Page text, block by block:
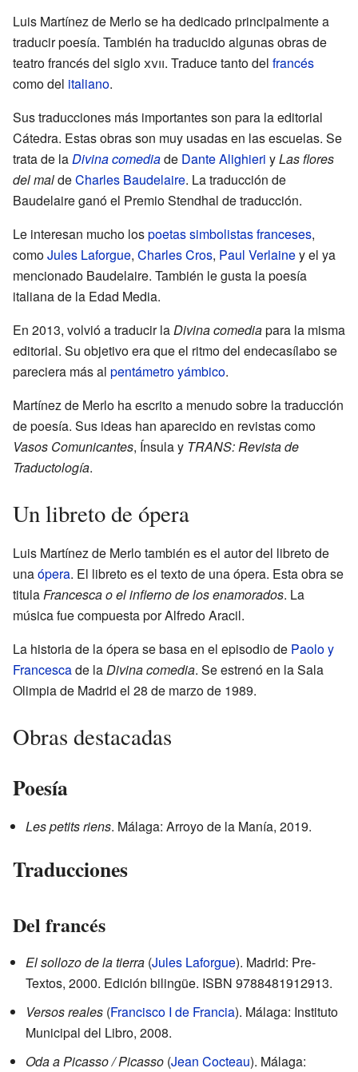
Luis Martínez de Merlo se ha dedicado principalmente a
traducir poesía. También ha traducido algunas obras de
teatro francés del sigloxvii. Traduce tanto del francés
como del italiano.
Sus traducciones más importantes son para la editorial
Cátedra. Estas obras son muy usadas en las escuelas. Se
trata de laDivina comediade Dante Alighieri yLas flores
del maldeCharles Baudelaire. La traducción de
Baudelaire ganó el Premio Stendhal de traducción.
Le interesan mucho lospoetas simbolistas franceses,
comoJules Laforgue, Charles Cros, Paul Verlainey el ya
mencionado Baudelaire. También le gusta la poesía
italiana de la Edad Media.
En 2013, volvió a traducir laDivina comediapara la misma
editorial. Su objetivo era que el ritmo del endecasílabo se
pareciera más al pentámetro yámbico.
Martínez de Merlo ha escrito a menudo sobre la traducción
de poesía. Sus ideas han aparecido en revistas como
Vasos Comunicantes, Ínsula y TRANS: Revista de
Traductología.
Un libreto de ópera
Luis Martínez de Merlo también es el autor del libreto de
unaópera. El libreto es el texto de una ópera. Esta obra se
titulaFrancesca o el infierno de los enamorados. La
música fue compuesta por Alfredo Aracil.
La historia de la ópera se basa en el episodio de Paolo y
Francescade laDivina comedia. Se estrenó en la Sala
Olimpia de Madrid el 28 de marzo de 1989.
Obras destacadas
Poesía
Les petits riens. Málaga: Arroyo de la Manía, 2019.
Traducciones
Del francés
El sollozo de la tierra (Jules Laforgue). Madrid: Pre-
Textos, 2000. Edición bilingüe. ISBN 9788481912913.
Versos reales (Francisco I de Francia). Málaga: Instituto
Municipal del Libro, 2008.
Oda a Picasso / Picasso (Jean Cocteau). Málaga: